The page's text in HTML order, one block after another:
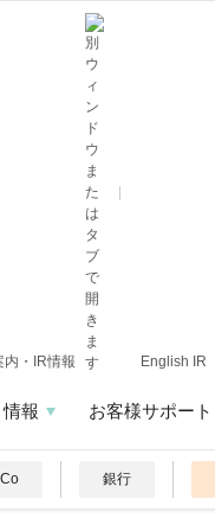
内・IR情報 English IR
報 お客様サポート
銀行